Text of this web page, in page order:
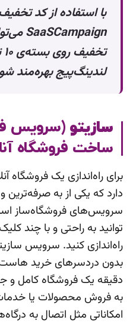
لندینگ‌پیج بهره‌مند
سازیتو (سرویس
ساخت فروشگاه
برای راه‌اندازی یک فروشگاه
دارد که یکی از به صرفه‌ترین
سرویس‌های فروشگاه‌ساز
توانید به راحتی و با چند
راه‌اندازی کنید. سرویس
بدون دردسرهای خرید
دقیقه یک فروشگاه‌ کامل و
به فروش محصولات یا
امکاناتی مثل اتصال به